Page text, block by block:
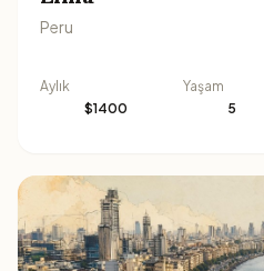
Peru
Aylık
$1400
Yaşam
5